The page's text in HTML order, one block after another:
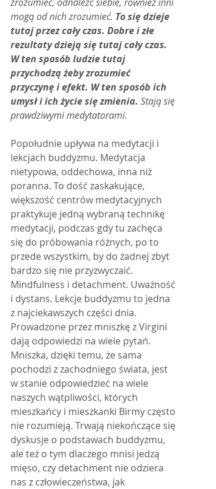
mogą od nich zrozumieć. To się dzieje
tutaj przez cały czas. Dobre i złe
rezultaty dzieją się tutaj cały czas.
W ten sposób ludzie tutaj
przychodzą żeby zrozumieć
przyczynę i efekt. W ten sposób ich
umysł i ich życie się zmienia. Stają się
prawdziwymi medytatorami.
Popołudnie upływa na medytacji i
lekcjach buddyzmu. Medytacja
nietypowa, oddechowa, inna niż
poranna. To dość zaskakujące,
większość centrów medytacyjnych
praktykuje jedną wybraną technikę
medytacji, podczas gdy tu zachęca
się do próbowania różnych, po to
przede wszystkim, by do żadnej zbyt
bardzo się nie przyzwyczaić.
Mindfulness i detachment. Uważność
i dystans. Lekcje buddyzmu to jedna
z najciekawszych części dnia.
Prowadzone przez mniszkę z Virgini
dają odpowiedzi na wiele pytań.
Mniszka, dzięki temu, że sama
pochodzi z zachodniego świata, jest
w stanie odpowiedzieć na wiele
naszych wątpliwości, których
mieszkańcy i mieszkanki Birmy często
nie rozumieją. Trwają niekończące się
dyskusje o podstawach buddyzmu,
ale też o tym dlaczego mnisi jedzą
mięso, czy detachment nie odziera
nas z człowieczeństwa, jak